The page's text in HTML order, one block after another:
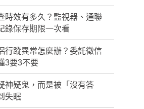
時效有多久？監視器、通聯
錄保存期限一次看
行蹤異常怎麼辦？委託徵信
3要3不要
神疑鬼，而是被「沒有答
失眠